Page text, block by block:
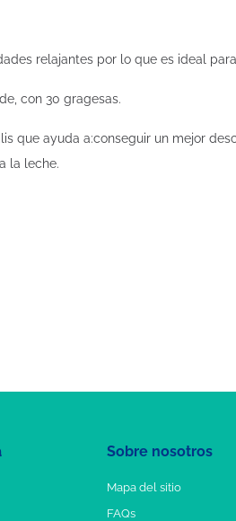
relajantes por lo que es ideal
con 30 gragesas.
que ayuda a:conseguir un mejor
la leche.
Sobre nosotros
Mapa del sitio
FAQs